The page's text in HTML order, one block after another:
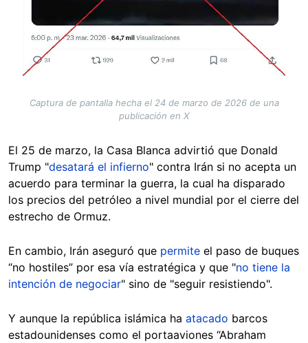
Captura de pantalla hecha el 24 de marzo de 2026 de una
publicación en X
El 25 de marzo, la Casa Blanca advirtió que Donald
Trump "desatará el infierno" contra Irán si no acepta un
acuerdo para terminar la guerra, la cual ha disparado
los precios del petróleo a nivel mundial por el cierre del
estrecho de Ormuz.
En cambio, Irán aseguró que permite el paso de buques
“no hostiles” por esa vía estratégica y que "no tiene la
intención de negociar" sino de "seguir resistiendo".
Y aunque la república islámica ha atacado barcos
estadounidenses como el portaaviones “Abraham